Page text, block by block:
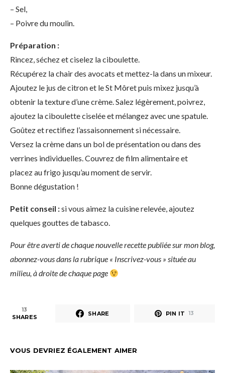
– Sel,
– Poivre du moulin.
Préparation :
Rincez, séchez et ciselez la ciboulette.
Récupérez la chair des avocats et mettez-la dans un mixeur.
Ajoutez le jus de citron et le St Môret puis mixez jusqu’à
obtenir la texture d’une crème. Salez légèrement, poivrez,
ajoutez la ciboulette ciselée et mélangez avec une spatule.
Goûtez et rectifiez l’assaisonnement si nécessaire.
Versez la crème dans un bol de présentation ou dans des
verrines individuelles. Couvrez de film alimentaire et
placez au frigo jusqu’au moment de servir.
Bonne dégustation !
Petit conseil :si vous aimez la cuisine relevée, ajoutez
quelques gouttes de tabasco.
Pour être averti de chaque nouvelle recette publiée sur mon blog,
abonnez-vous dans la rubrique « Inscrivez-vous » située au
milieu, à droite de chaque page
13
SHARES SHARE PIN IT 13
VOUS DEVRIEZ ÉGALEMENT AIMER